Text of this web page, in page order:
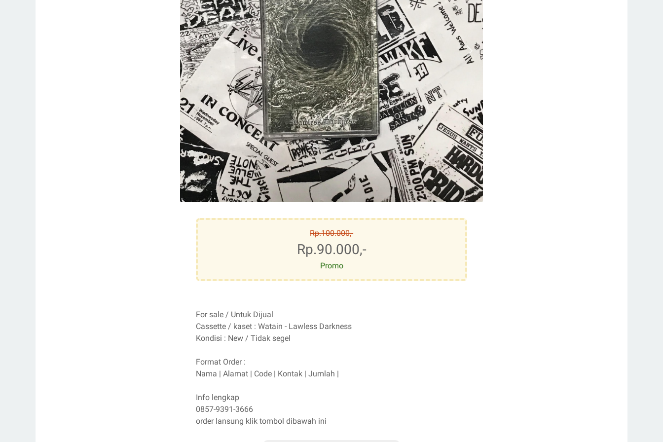
Rp.100.000,-
Rp.90.000,-
Promo
For sale / Untuk Dijual
Cassette / kaset : Watain - Lawless Darkness
Kondisi : New / Tidak segel
Format Order :
Nama | Alamat | Code | Kontak | Jumlah |
Info lengkap
0857-9391-3666
order lansung klik tombol dibawah ini